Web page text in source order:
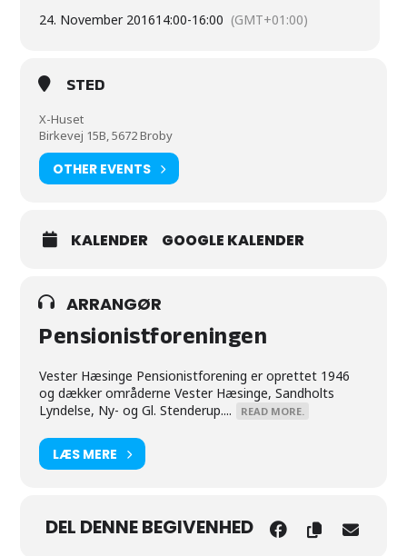
24. November 201614:00-16:00 (GMT+01:00)
STED
X-Huset
Birkevej 15B, 5672 Broby
OTHER EVENTS
KALENDER GOOGLE KALENDER
ARRANGØR
Pensionistforeningen
Vester Hæsinge Pensionistforening er oprettet 1946
og dækker områderne Vester Hæsinge, Sandholts
Lyndelse, Ny- og Gl. Stenderup....
READ MORE.
LÆS MERE
DEL DENNE BEGIVENHED